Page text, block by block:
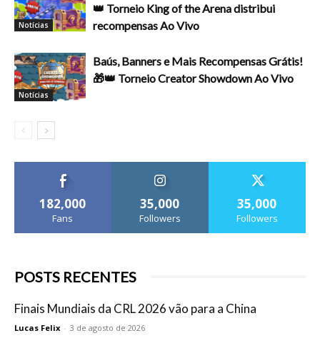
Notícias
👑 Torneio King of the Arena distribui
recompensas Ao Vivo
Notícias
Baús, Banners e Mais Recompensas Grátis!
🎁👑 Torneio Creator Showdown Ao Vivo
182,000
Fans
35,000
Followers
35,000
Followers
POSTS RECENTES
Finais Mundiais da CRL 2026 vão para a China
Lucas Felix - 3 de agosto de 2026